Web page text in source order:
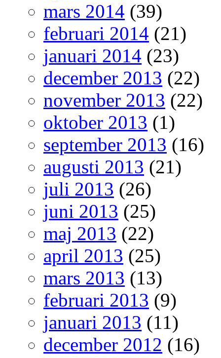
mars 2014 (39)
februari 2014 (21)
januari 2014 (23)
december 2013 (22)
november 2013 (22)
oktober 2013 (1)
september 2013 (16)
augusti 2013 (21)
juli 2013 (26)
juni 2013 (25)
maj 2013 (22)
april 2013 (25)
mars 2013 (13)
februari 2013 (9)
januari 2013 (11)
december 2012 (16)